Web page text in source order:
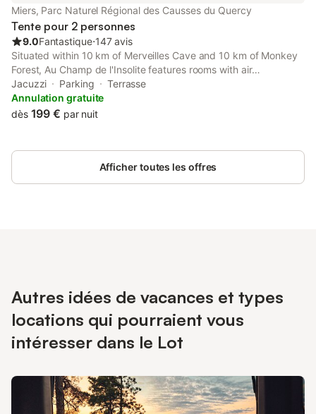
Miers, Parc Naturel Régional des Causses du Quercy
Tente pour 2 personnes
9.0Fantastique⋅147 avis
Situated within 10 km of Merveilles Cave and 10 km of Monkey
Forest, Au Champ de l'Insolite features rooms with air
conditioning and a private bathroom in Miers. This property
offers access to a terrace and free private parking.
Jacuzzi Parking
Terrasse
Annulation gratuite
dès 199 € par nuit
Afficher toutes les offres
Autres idées de vacances et types
locations qui pourraient vous
intéresser dans le Lot